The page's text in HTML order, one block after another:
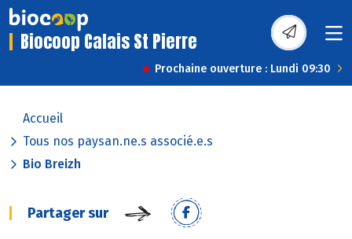
Biocoop Calais St Pierre
Prochaine ouverture : Lundi 09:30
Accueil
Tous nos paysan.ne.s associé.e.s
Bio Breizh
Partager sur